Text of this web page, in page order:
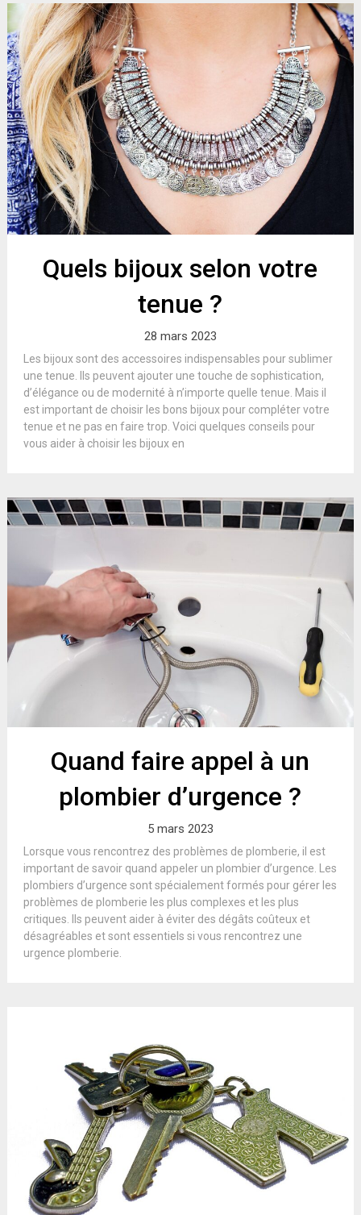
Quels bijoux selon votre
tenue ?
28 mars 2023
Les bijoux sont des accessoires indispensables pour sublimer
une tenue. Ils peuvent ajouter une touche de sophistication,
d’élégance ou de modernité à n’importe quelle tenue. Mais il
est important de choisir les bons bijoux pour compléter votre
tenue et ne pas en faire trop. Voici quelques conseils pour
vous aider à choisir les bijoux en
Quand faire appel à un
plombier d’urgence ?
5 mars 2023
Lorsque vous rencontrez des problèmes de plomberie, il est
important de savoir quand appeler un plombier d’urgence. Les
plombiers d’urgence sont spécialement formés pour gérer les
problèmes de plomberie les plus complexes et les plus
critiques. Ils peuvent aider à éviter des dégâts coûteux et
désagréables et sont essentiels si vous rencontrez une
urgence plomberie.